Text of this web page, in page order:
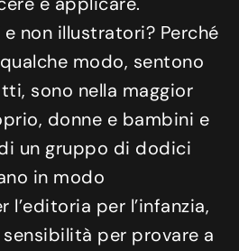
non illustratori? Perché
modo, sentono
sono nella maggior
donne e bambini e
un gruppo di dodici
in modo
per l’infanzia,
per provare a